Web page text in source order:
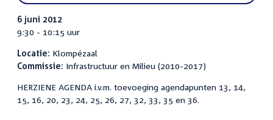
6 juni 2012
9:30 - 10:15 uur
Locatie: Klompézaal
Commissie: Infrastructuur en Milieu (2010-2017)
HERZIENE AGENDA i.v.m. toevoeging agendapunten 13, 14,
15, 16, 20, 23, 24, 25, 26, 27, 32, 33, 35 en 36.